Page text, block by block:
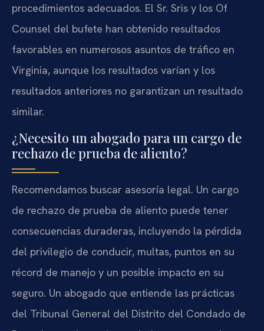
procedimientos adecuados. El Sr. Sris y los Of
Counsel del bufete han obtenido resultados
favorables en numerosos asuntos de tráfico en
Virginia, aunque los resultados varían y los
resultados anteriores no garantizan un resultado
similar.
¿Necesito un abogado para un cargo de
rechazo de prueba de aliento?
Recomendamos buscar asesoría legal. Un cargo
de rechazo de prueba de aliento puede tener
consecuencias duraderas, incluyendo la pérdida
del privilegio de conducir, multas, puntos en su
récord de manejo y un posible impacto en su
seguro. Un abogado que entiende las prácticas
del Tribunal General del Distrito del Condado de